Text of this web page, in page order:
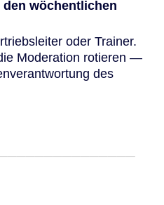
wöchentlichen
oder Trainer.
Moderation rotieren —
des